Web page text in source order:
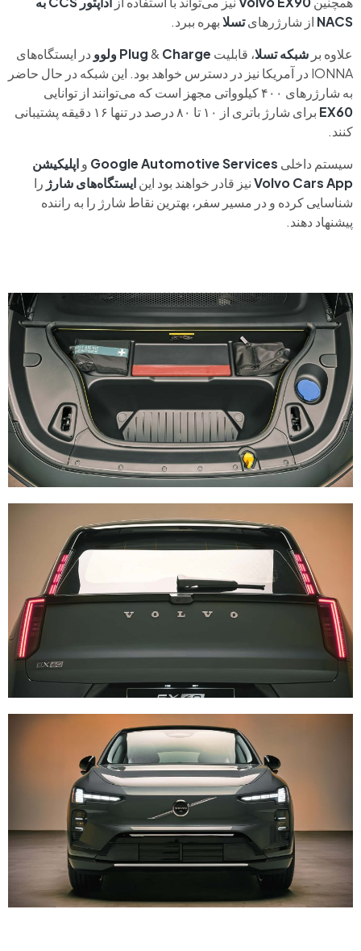
NACS از شارژرهایتسلابهره ببرد.
علاوه بر شبکه تسلا، قابلیت Plug& Charge ولوو
در ایستگاه‌های
IONNA در آمریکا نیز در دسترس خواهد بود. این شبکه در حال حاضر
به شارژرهای ۴۰۰ کیلوواتی مجهز است که می‌توانند از توانایی
EX60
برای شارژ باتری از ۱۰ تا ۸۰ درصد در تنها ۱۶ دقیقه پشتیبانی
کنند.
سیستم داخلی Google Automotive Services واپلیکیشن
Volvo Cars Appنیز قادر خواهند بود اینایستگاه‌های شارژ را
شناسایی کرده و در مسیر سفر، بهترین نقاط شارژ را به راننده
پیشنهاد دهند.